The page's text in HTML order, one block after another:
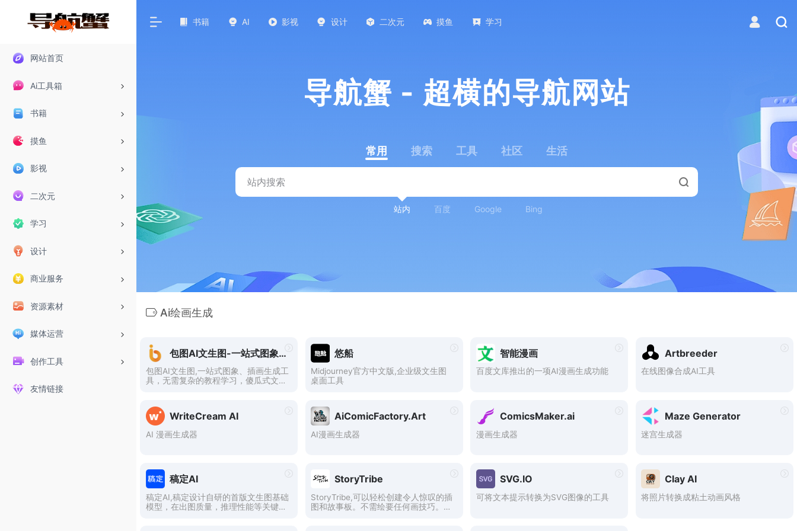
网站首页
Ai工具箱
书籍
摸鱼
影视
二次元
学习
设计
商业服务
资源素材
媒体运营
创作工具
友情链接
书籍 AI 影视 设计 二次元 摸鱼 学习
导航蟹 - 超横的导航网站
常用 搜索 工具 社区 生活
站内 百度 Google Bing
Ai绘画生成
包图AI文生图-一站式图象、插画生成工具
包图AI文生图,一站式图象、插画生成工
具，无需复杂的教程学习，傻瓜式文本
悠船
Midjourney官方中文版,企业级文生图
桌面工具
智能漫画
百度文库推出的一项AI漫画生成功能
Artbreeder
在线图像合成AI工具
WriteCream AI
AI 漫画生成器
AiComicFactory.Art
AI漫画生成器
ComicsMaker.ai
漫画生成器
Maze Generator
迷宫生成器
稿定AI
稿定AI,稿定设计自研的首版文生图基础
模型，在出图质量，推理性能等关键维
StoryTribe
StoryTribe,可以轻松创建令人惊叹的插
图和故事板。不需绘要任何画技巧。在
SVG.IO
可将文本提示转换为SVG图像的工具
Clay AI
将照片转换成粘土动画风格